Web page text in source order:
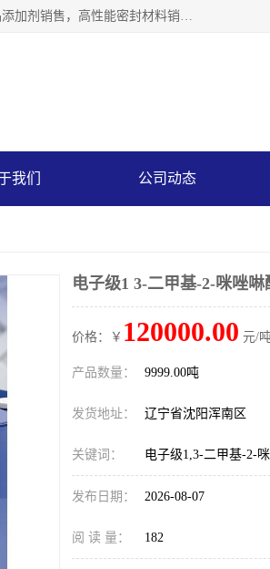
沈阳默塔化学有限公司经营范围包括：化工产品销售，专用化学产品销售，非食用盐销售，食品添加剂销售，高性能密封材料销售，涂料销售，合成材料销售，工程塑料及合成树脂销售等；主要产品有高纯电子级环丁砜，总金属离子可控制在ppb级别、纯度高、颜色浅、耐高温分解时间长，特别适合于半导体制造，硅片晶圆制造，清洗湿电子化学品，锂电池电解液，电子油墨，特种材料等高端行业；也适用于医药合成。
我们 公司动态
电子级1 3-二甲基-2-咪唑
价格：￥ 120000.00 元/
产品数量： 9999.00吨
发货地址： 辽宁省沈阳浑南区
关键词： 电子级1,3-二甲基-2-
发布日期： 2026-08-07
阅 读 量： 182